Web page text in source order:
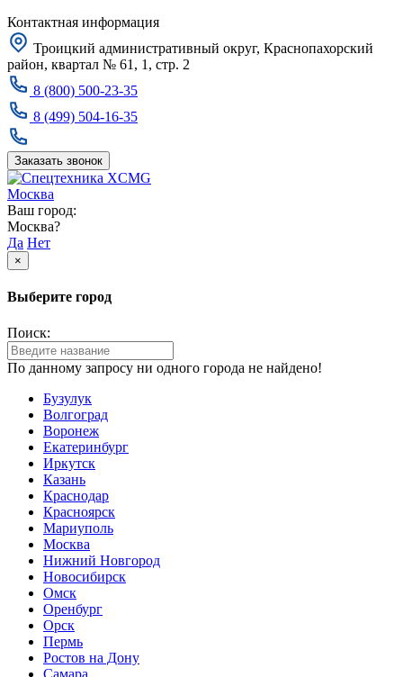
Контактная информация
Троицкий административный округ, Краснопахорский
район, квартал № 61, 1, стр. 2
8 (800) 500-23-35
8 (499) 504-16-35
Заказать звонок
Москва
Ваш город:
Москва?
Да Нет
×
Выберите город
Поиск:
По данному запросу ни одного города не найдено!
Бузулук
Волгоград
Воронеж
Екатеринбург
Иркутск
Казань
Краснодар
Красноярск
Мариуполь
Москва
Нижний Новгород
Новосибирск
Омск
Оренбург
Орск
Пермь
Ростов на Дону
Самара